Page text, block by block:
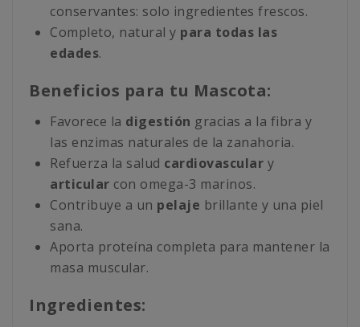
conservantes: solo ingredientes frescos.
Completo, natural y para todas las
edades.
Beneficios para tu Mascota:
Favorece la digestión gracias a la fibra y
las enzimas naturales de la zanahoria.
Refuerza la salud cardiovascular y
articular con omega-3 marinos.
Contribuye a un pelaje brillante y una piel
sana.
Aporta proteína completa para mantener la
masa muscular.
Ingredientes: